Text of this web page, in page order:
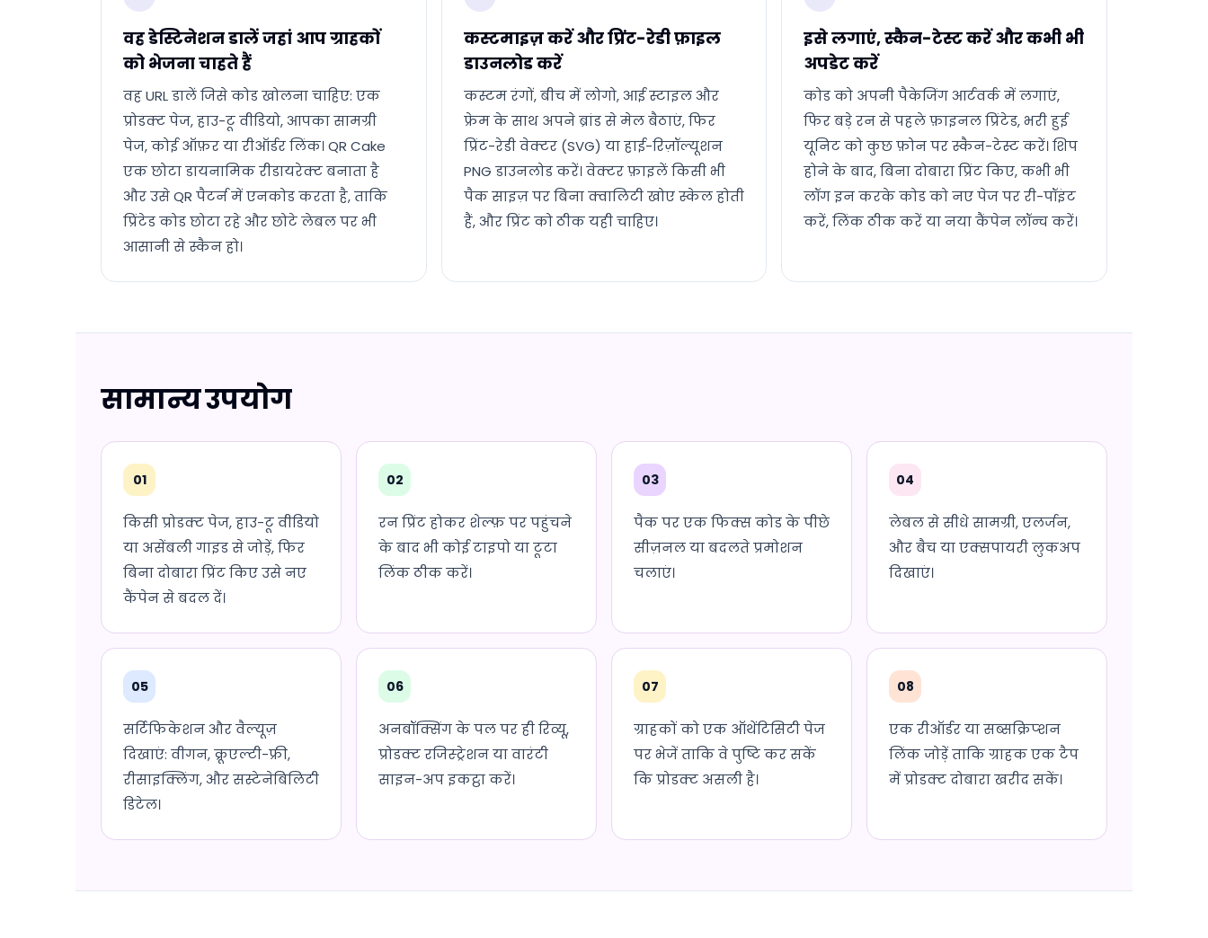
वह डेस्टिनेशन डालें जहां आप ग्राहकों
को भेजना चाहते हैं
वह URL डालें जिसे कोड खोलना चाहिए: एक
प्रोडक्ट पेज, हाउ-टू वीडियो, आपका सामग्री
पेज, कोई ऑफ़र या रीऑर्डर लिंक। QR Cake
एक छोटा डायनामिक रीडायरेक्ट बनाता है
और उसे QR पैटर्न में एनकोड करता है, ताकि
प्रिंटेड कोड छोटा रहे और छोटे लेबल पर भी
आसानी से स्कैन हो।
कस्टमाइज़ करें और प्रिंट-रेडी फ़ाइल
डाउनलोड करें
कस्टम रंगों, बीच में लोगो, आई स्टाइल और
फ्रेम के साथ अपने ब्रांड से मेल बैठाएं, फिर
प्रिंट-रेडी वेक्टर (SVG) या हाई-रिज़ॉल्यूशन
PNG डाउनलोड करें। वेक्टर फ़ाइलें किसी भी
पैक साइज़ पर बिना क्वालिटी खोए स्केल होती
हैं, और प्रिंट को ठीक यही चाहिए।
इसे लगाएं, स्कैन-टेस्ट करें और कभी भी
अपडेट करें
कोड को अपनी पैकेजिंग आर्टवर्क में लगाएं,
फिर बड़े रन से पहले फ़ाइनल प्रिंटेड, भरी हुई
यूनिट को कुछ फ़ोन पर स्कैन-टेस्ट करें। शिप
होने के बाद, बिना दोबारा प्रिंट किए, कभी भी
लॉग इन करके कोड को नए पेज पर री-पॉइंट
करें, लिंक ठीक करें या नया कैंपेन लॉन्च करें।
सामान्य उपयोग
01
किसी प्रोडक्ट पेज, हाउ-टू वीडियो
या असेंबली गाइड से जोड़ें, फिर
बिना दोबारा प्रिंट किए उसे नए
कैंपेन से बदल दें।
02
रन प्रिंट होकर शेल्फ़ पर पहुंचने
के बाद भी कोई टाइपो या टूटा
लिंक ठीक करें।
03
पैक पर एक फिक्स कोड के पीछे
सीज़नल या बदलते प्रमोशन
चलाएं।
04
लेबल से सीधे सामग्री, एलर्जन,
और बैच या एक्सपायरी लुकअप
दिखाएं।
05
सर्टिफिकेशन और वैल्यूज़
दिखाएं: वीगन, क्रूएल्टी-फ्री,
रीसाइक्लिंग, और सस्टेनेबिलिटी
डिटेल।
06
अनबॉक्सिंग के पल पर ही रिव्यू,
प्रोडक्ट रजिस्ट्रेशन या वारंटी
साइन-अप इकट्ठा करें।
07
ग्राहकों को एक ऑथेंटिसिटी पेज
पर भेजें ताकि वे पुष्टि कर सकें
कि प्रोडक्ट असली है।
08
एक रीऑर्डर या सब्सक्रिप्शन
लिंक जोड़ें ताकि ग्राहक एक टैप
में प्रोडक्ट दोबारा खरीद सकें।